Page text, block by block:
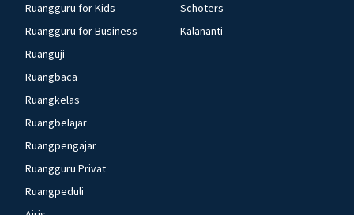
Ruangguru for Kids
Ruangguru for Business
Ruanguji
Ruangbaca
Ruangkelas
Ruangbelajar
Ruangpengajar
Ruangguru Privat
Ruangpeduli
Schoters
Kalananti